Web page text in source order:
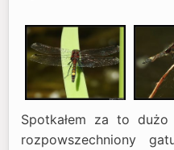
Spotkałem za to
rozpowszechniony